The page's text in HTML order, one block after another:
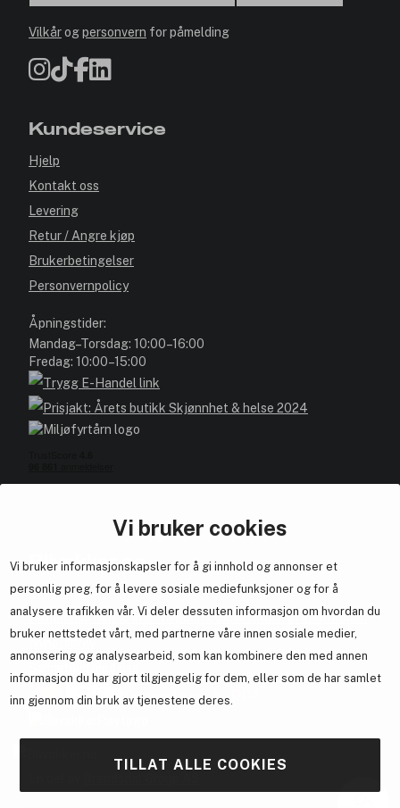
Vi bruker cookies
Vi bruker informasjonskapsler for å gi innhold og annonser et
personlig preg, for å levere sosiale mediefunksjoner og for å
analysere trafikken vår. Vi deler dessuten informasjon om hvordan du
bruker nettstedet vårt, med partnerne våre innen sosiale medier,
annonsering og analysearbeid, som kan kombinere den med annen
informasjon du har gjort tilgjengelig for dem, eller som de har samlet
inn gjennom din bruk av tjenestene deres.
TILLAT ALLE COOKIES
Vilkårogpersonvern for påmelding
Kundeservice
Hjelp
Kontakt oss
Levering
Retur / Angre kjøp
Brukerbetingelser
Personvernpolicy
Åpningstider:
Mandag–Torsdag: 10:00–16:00
Fredag: 10:00–15:00
Blivakker.no
Om oss
Bli medlem helt gratis - få poeng og eksklusive rabattkoder.